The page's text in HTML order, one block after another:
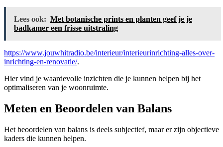
Lees ook: Met botanische prints en planten geef je je
badkamer een frisse uitstraling
https://www.jouwhitradio.be/interieur/interieurinrichting-alles-over-
inrichting-en-renovatie/.
Hier vind je waardevolle inzichten die je kunnen helpen bij het
optimaliseren van je woonruimte.
Meten en Beoordelen van Balans
Het beoordelen van balans is deels subjectief, maar er zijn objectieve
kaders die kunnen helpen.